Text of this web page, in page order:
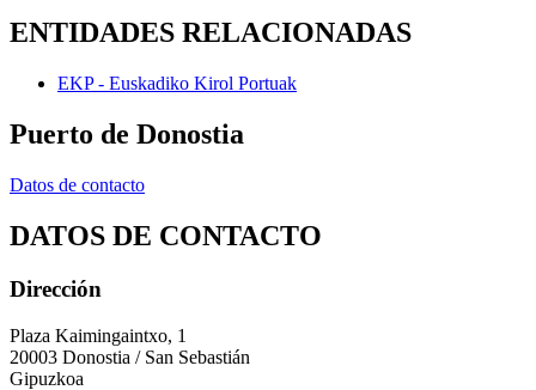
ENTIDADES RELACIONADAS
EKP - Euskadiko Kirol Portuak
Puerto de Donostia
Datos de contacto
DATOS DE CONTACTO
Dirección
Plaza Kaimingaintxo, 1
20003 Donostia / San Sebastián
Gipuzkoa